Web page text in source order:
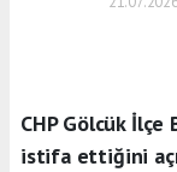
CHP Gölcük
istifa ettiğini